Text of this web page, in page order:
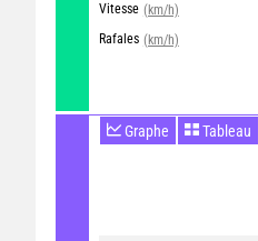
Vitesse (km/h)
Rafales (km/h)
Graphe Tableau